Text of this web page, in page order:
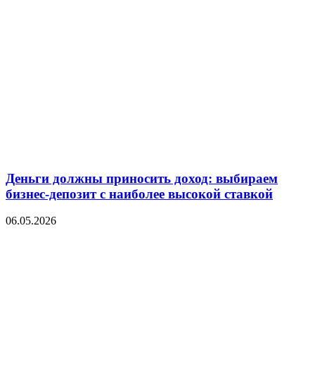
Деньги должны приносить доход: выбираем
бизнес-депозит с наиболее высокой ставкой
06.05.2026